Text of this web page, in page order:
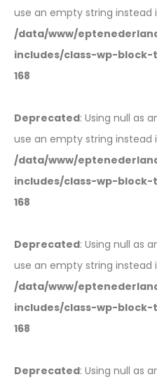
use an empty string instead
/data/www/
includes/class-wp-
168
Deprecated: Using null as
use an empty string instead
/data/www/
includes/class-wp-
168
Deprecated: Using null as
use an empty string instead
/data/www/
includes/class-wp-
168
Deprecated: Using null as